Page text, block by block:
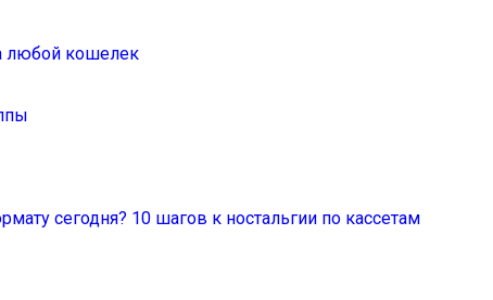
любой кошелек
сегодня? 10 шагов к ностальгии по кассетам